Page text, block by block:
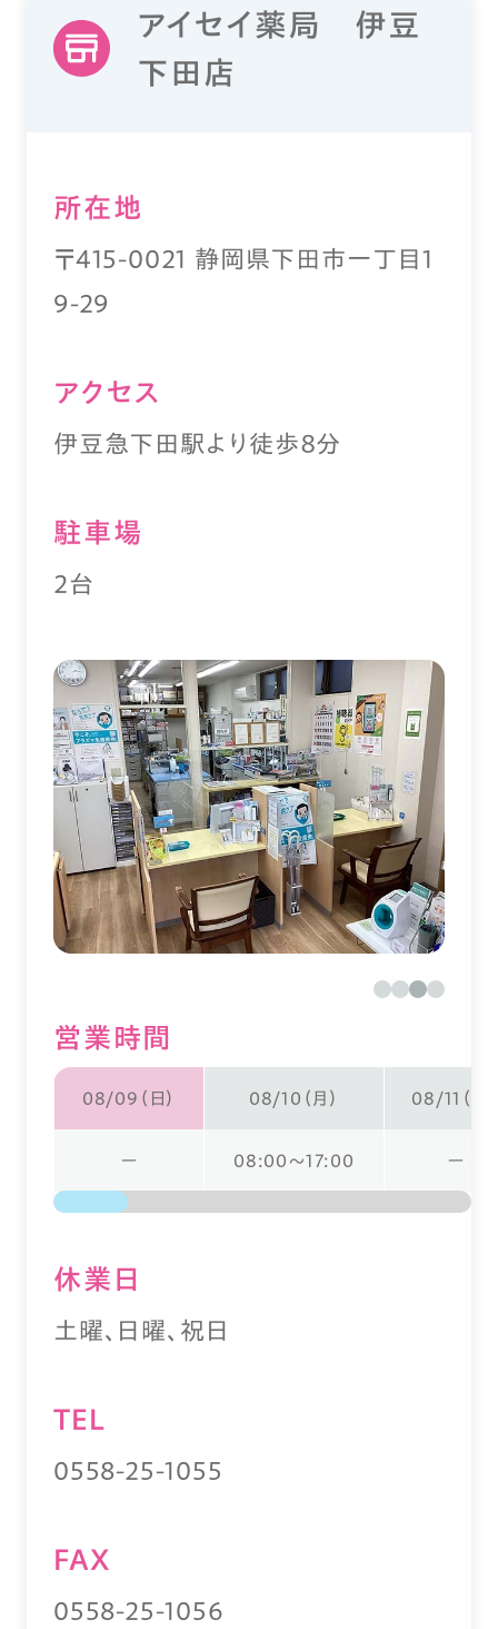
アイセイ薬局 伊豆
下田店
所在地
〒415-0021 静岡県下田市一丁目1
9-29
アクセス
伊豆急下田駅より徒歩８分
駐⾞場
2台
営業時間
08/09（日） 08/10（月） 08/11（火
ー 08:00～17:00 ー
休業⽇
土曜、日曜、祝日
TEL
0558-25-1055
FAX
0558-25-1056